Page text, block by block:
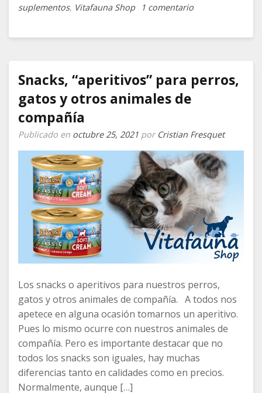
suplementos, Vitafauna Shop 1 comentarioen
reptiles
Snacks, “aperitivos” para perros,
gatos y otros animales de
compañía
Publicado en octubre 25, 2021 por Cristian Fresquet
Los snacks o aperitivos para nuestros perros,
gatos y otros animales de compañía. A todos nos
apetece en alguna ocasión tomarnos un aperitivo.
Pues lo mismo ocurre con nuestros animales de
compañía. Pero es importante destacar que no
todos los snacks son iguales, hay muchas
diferencias tanto en calidades como en precios.
Normalmente, aunque […]